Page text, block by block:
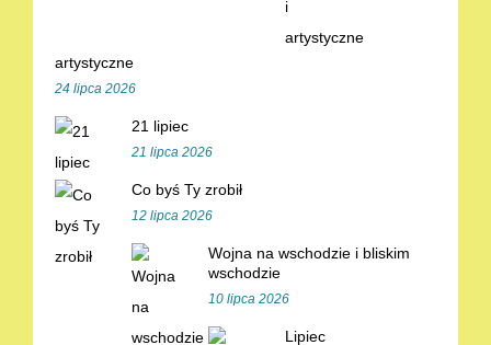
artystyczne
24 lipca 2026
21 lipiec
21 lipca 2026
Co byś Ty zrobił
12 lipca 2026
Wojna na wschodzie i bliskim
wschodzie
10 lipca 2026
Lipiec